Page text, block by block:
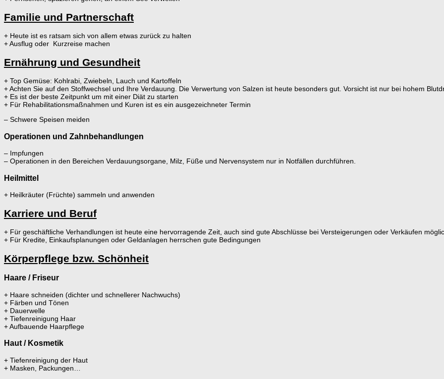
Familie und Partnerschaft
+ Heute ist es ratsam sich von allem etwas zurück zu halten
+ Ausflug oder Kurzreise machen
Ernährung und Gesundheit
+ Top Gemüse: Kohlrabi, Zwiebeln, Lauch und Kartoffeln
+ Achten Sie auf den Stoffwechsel und Ihre Verdauung. Die Verwertung von Salzen ist heute besonders gut. Vorsicht ist nur bei hohem
+ Es ist der beste Zeitpunkt um mit einer Diät zu starten
+ Für Rehabilitationsmaßnahmen und Kuren ist es ein ausgezeichneter Termin
– Schwere Speisen meiden
Operationen und Zahnbehandlungen
– Impfungen
– Operationen in den Bereichen Verdauungsorgane, Milz, Füße und Nervensystem nur in Notfällen durchführen.
Heilmittel
+ Heilkräuter (Früchte) sammeln und anwenden
Karriere und Beruf
+ Für geschäftliche Verhandlungen ist heute eine hervorragende Zeit, auch sind gute Abschlüsse bei Versteigerungen oder Verkäufen
+ Für Kredite, Einkaufsplanungen oder Geldanlagen herrschen gute Bedingungen
Körperpflege bzw. Schönheit
Haare / Friseur
+ Haare schneiden (dichter und schnellerer Nachwuchs)
+ Färben und Tönen
+ Dauerwelle
+ Tiefenreinigung Haar
+ Aufbauende Haarpflege
Haut / Kosmetik
+ Tiefenreinigung der Haut
+ Masken, Packungen…